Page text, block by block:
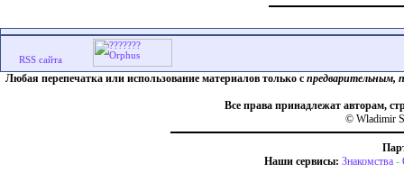
Любая перепечатка или использование материалов только с предварительным,
Все права принадлежат авторам,
© Wladimir
Наши сервисы: Знакомства -